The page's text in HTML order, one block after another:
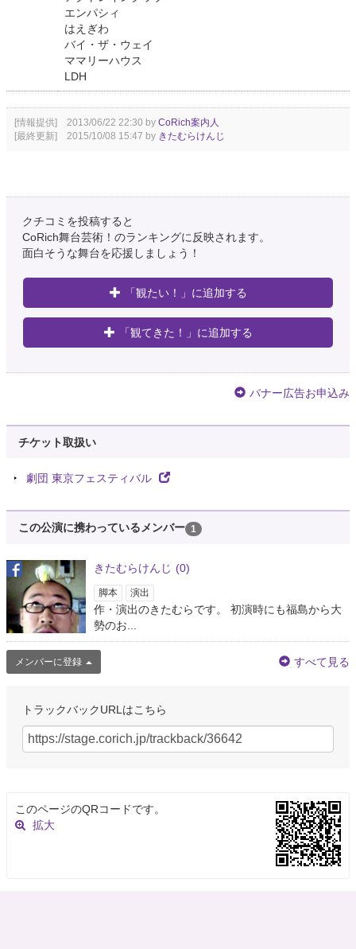
エンパシィ
はえぎわ
バイ・ザ・ウェイ
ママリーハウス
LDH
[情報提供] 2013/06/22 22:30 by CoRich案内人
[最終更新] 2015/10/08 15:47 by きたむらけんじ
クチコミを投稿すると
CoRich舞台芸術！のランキングに反映されます。
面白そうな舞台を応援しましょう！
「観たい！」に追加する
「観てきた！」に追加する
バナー広告お申込み
チケット取扱い
劇団 東京フェスティバル
この公演に携わっているメンバー 1
きたむらけんじ (0)
脚本 演出
作・演出のきたむらです。 初演時にも福島から大
勢のお...
メンバーに登録 すべて見る
トラックバックURLはこちら
このページのQRコードです。
拡大